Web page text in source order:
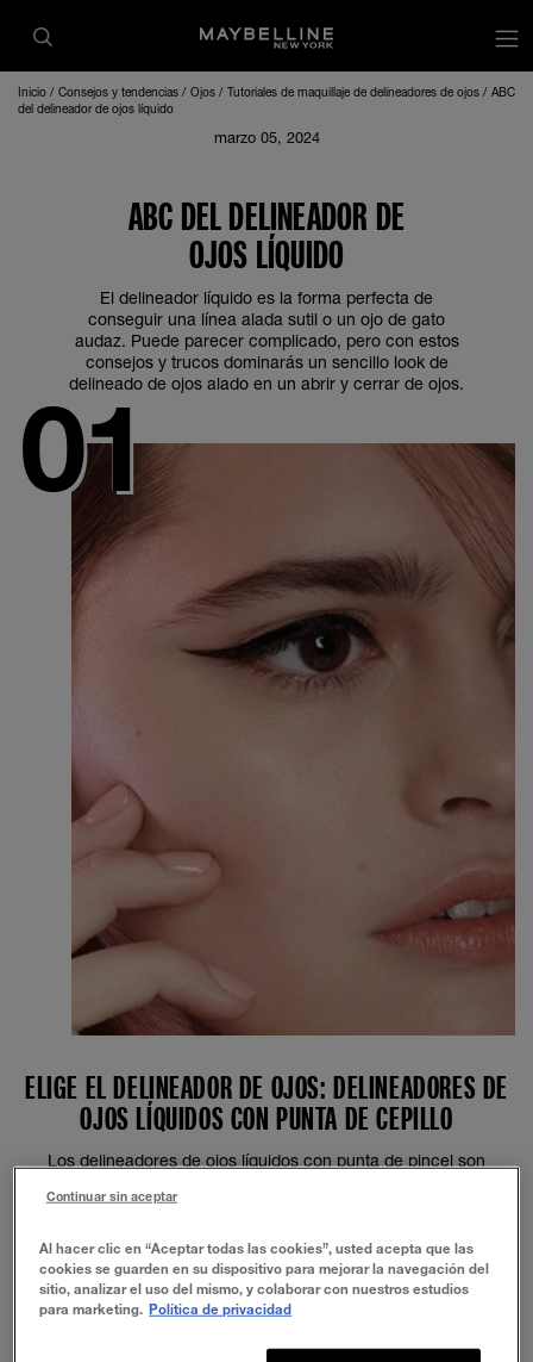
Inicio Consejos y tendencias Ojos Tutoriales de maquillaje de delineadores de ojos
ABC
del delineador de ojos líquido
marzo 05, 2024
ABC DEL DELINEADOR DE
OJOS LÍQUIDO
El delineador líquido es la forma perfecta de
conseguir una línea alada sutil o un ojo de gato
audaz. Puede parecer complicado, pero con estos
consejos y trucos dominarás un sencillo look de
delineado de ojos alado en un abrir y cerrar de ojos.
ELIGE EL DELINEADOR DE OJOS: DELINEADORES DE
OJOS LÍQUIDOS CON PUNTA DE CEPILLO
Los delineadores de ojos líquidos con punta de pincel son
un poco acostumbrarse a su flexibilidad, pero ofrece la precisión
las más gráficas y atrevidas.
Al hacer clic en “Aceptar todas las cookies”, usted acepta que las
cookies se guarden en su dispositivo para mejorar la navegación del
sitio, analizar el uso del mismo, y colaborar con nuestros estudios
para marketing.
Política de privacidad
Continuar sin aceptar